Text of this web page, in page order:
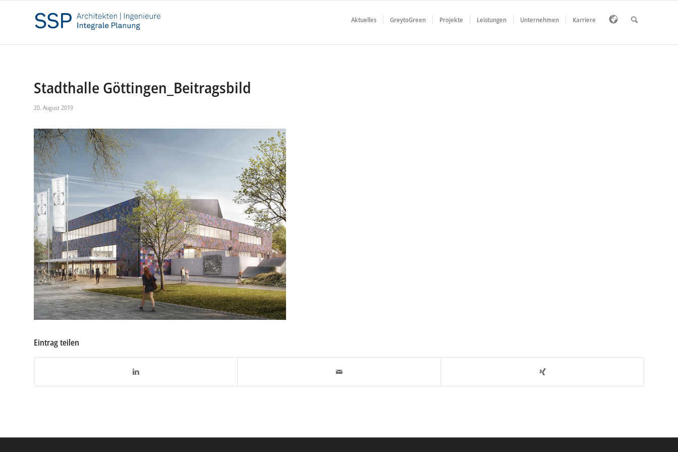
Aktuelles GreytoGreen Projekte Leistungen Unternehmen Karriere
Stadthalle Göttingen_Beitragsbild
20. August 2019
Eintrag teilen